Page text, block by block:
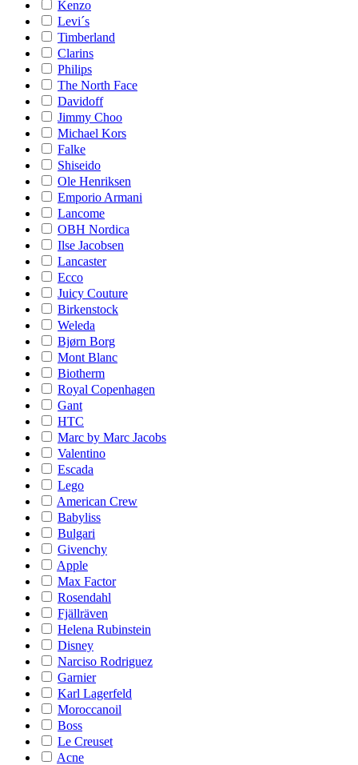
Kenzo
Levi´s
Timberland
Clarins
Philips
The North Face
Davidoff
Jimmy Choo
Michael Kors
Falke
Shiseido
Ole Henriksen
Emporio Armani
Lancome
OBH Nordica
Ilse Jacobsen
Lancaster
Ecco
Juicy Couture
Birkenstock
Weleda
Bjørn Borg
Mont Blanc
Biotherm
Royal Copenhagen
Gant
HTC
Marc by Marc Jacobs
Valentino
Escada
Lego
American Crew
Babyliss
Bulgari
Givenchy
Apple
Max Factor
Rosendahl
Fjällräven
Helena Rubinstein
Disney
Narciso Rodriguez
Garnier
Karl Lagerfeld
Moroccanoil
Boss
Le Creuset
Acne